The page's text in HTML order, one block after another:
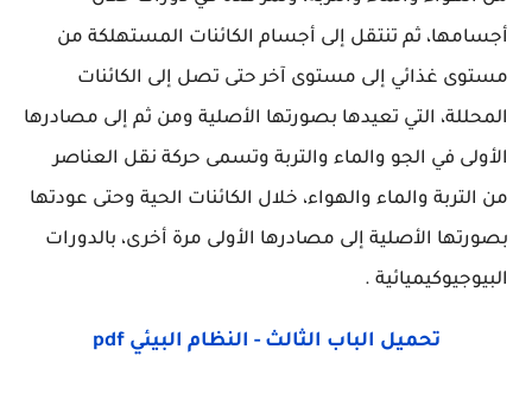
أجسامها، ثم تنتقل إلى أجسام الكائنات المستهلكة من
مستوى غذائي إلى مستوى آخر حتى تصل إلى الكائنات
المحللة، التي تعيدها بصورتها الأصلية ومن ثم إلى مصادرها
الأولى في الجو والماء والتربة وتسمى حركة نقل العناصر
من التربة والماء والهواء، خلال الكائنات الحية وحتى عودتها
بصورتها الأصلية إلى مصادرها الأولى مرة أخرى، بالدورات
البيوجيوكيميائية .
تحميل الباب الثالث - النظام البيئي pdf